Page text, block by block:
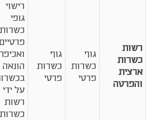
רשות
כשרות
ארצית
והפרטה
גוף
כשרות
פרטי
גוף
כשרות
פרטי
רישוי
גופי
כשרות
הונאה
על ידי
רשות
כשרות